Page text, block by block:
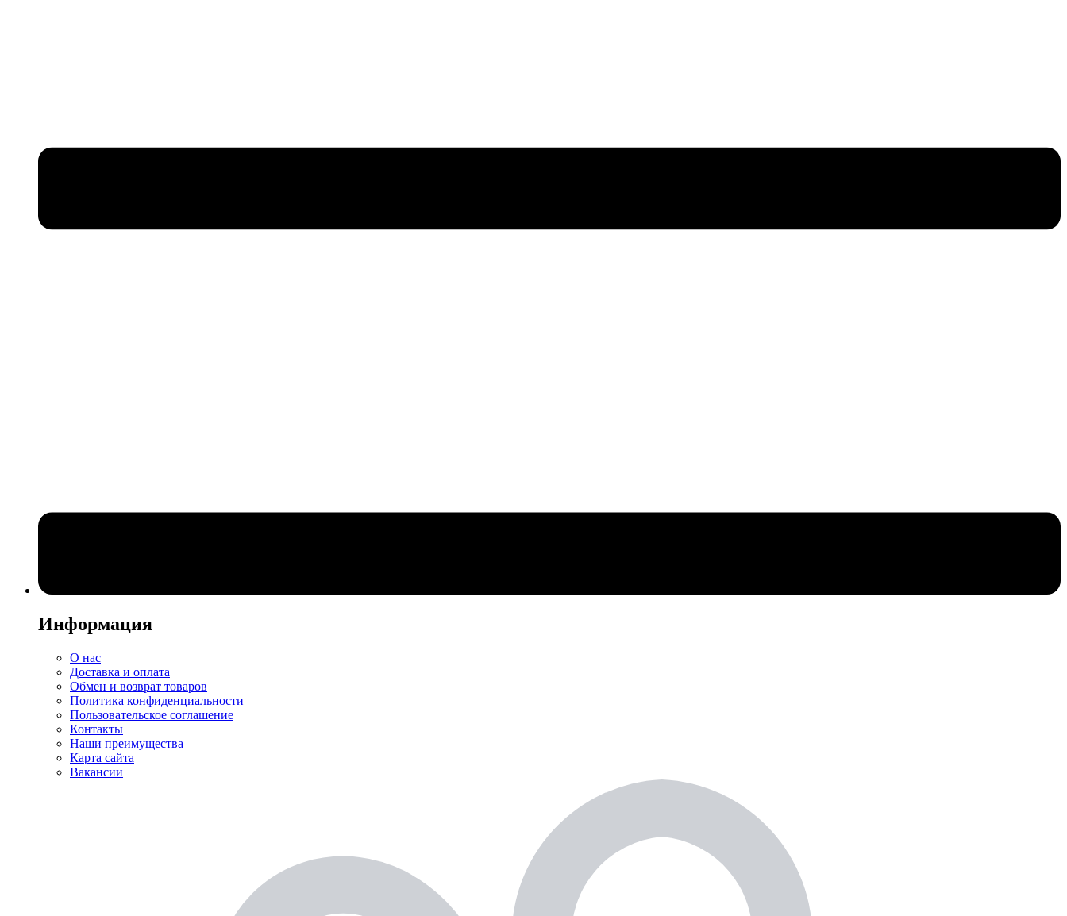
Информация
О нас
Доставка и оплата
Обмен и возврат товаров
Политика конфиденциальности
Пользовательское соглашение
Контакты
Наши преимущества
Карта сайта
Вакансии